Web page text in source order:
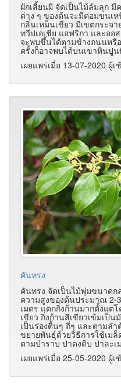
ผักเสี้ยนผี จัดเป็นไม้ล้มลุก
ต่าง ๆ ของต้นจะมีต่อมขนเ
กลิ่นเหม็นเขียว มีเขตกระจ
ทวีปเอเชีย แอฟริกา และออ
จะพบขึ้นได้ตามข้างถนนหรื
ครั้งก็อาจพบได้บนเขาหินปู
เผยแพร่เมื่อ 13-07-2020 ผู้
คันทรง
คันทรง จัดเป็นไม้พุ่มขนาดก
ความสูงของต้นประมาณ 2-
เมตร แตกกิ่งก้านมากตั้งแต่
เขียว กิ่งก้านสีเขียวเข้มเป็
เป็นร่องตื้นๆ ถี่ๆ และตามล
ขยายพันธุ์ด้วยวิธีการใช้เม
ตามป่าราบ ป่าดงดิบ ป่าละเ
เผยแพร่เมื่อ 25-05-2020 ผู้